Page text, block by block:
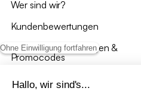
Ohne Einwilligung fortfahren
Hallo, wir sind's...
Wer sind wir?
Kundenbewertungen
*Angebotsbedingungen &
Promocodes
Bewertungen von sweeek